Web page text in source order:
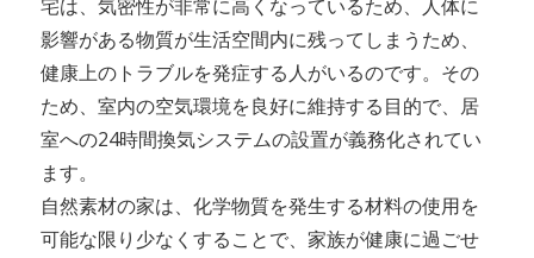
宅は、気密性が非常に高くなっているため、人体に
影響がある物質が生活空間内に残ってしまうため、
健康上のトラブルを発症する人がいるのです。その
ため、室内の空気環境を良好に維持する目的で、居
室への24時間換気システムの設置が義務化されてい
ます。
自然素材の家は、化学物質を発生する材料の使用を
可能な限り少なくすることで、家族が健康に過ごせ